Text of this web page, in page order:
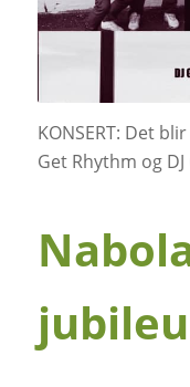
KONSERT: Det
Get Rhythm og